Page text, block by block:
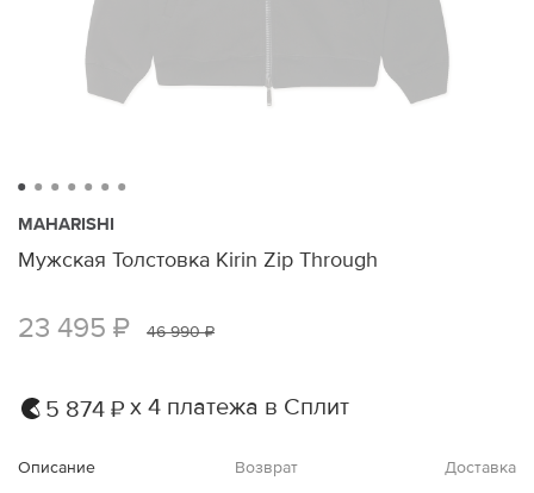
MAHARISHI
Мужская Толстовка Kirin Zip Through
23 495 ₽ 46 990 ₽
5 874 ₽ х 4 платежа в Сплит
Описание Возврат Доставка